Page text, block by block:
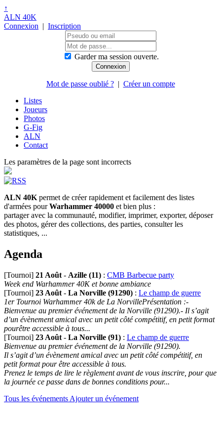
↑
ALN 40K
Connexion | Inscription
Garder ma session ouverte.
Mot de passe oublié ?| Créer un compte
Listes
Joueurs
Photos
G-Fig
ALN
Contact
Les paramètres de la page sont incorrects
ALN 40K permet de créer rapidement et facilement des listes
d'armées pourWarhammer 40000 et bien plus :
partager avec la communauté, modifier, imprimer, exporter, déposer
des photos, gérer des collections, des parties, consulter les
statistiques, ...
Agenda
[Tournoi] 21 Août - Azille (11) : CMB Barbecue party
Week end Warhammer 40K et bonne ambiance
[Tournoi] 23 Août - La Norville (91290) : Le champ de guerre
1er Tournoi Warhammer 40k de La NorvillePrésentation :-
Bienvenue au premier événement de la Norville (91290).- Il s’agit
d’un évènement amical avec un petit côté compétitif, en petit format
pourêtre accessible à tous...
[Tournoi] 23 Août - La Norville (91) : Le champ de guerre
Bienvenue au premier événement de la Norville (91290).
Il s’agit d’un évènement amical avec un petit côté compétitif, en
petit format pour être accessible à tous.
Prenez le temps de lire le règlement avant de vous inscrire, pour que
la journée ce passe dans de bonnes conditions pour...
Tous les événements Ajouter un événement